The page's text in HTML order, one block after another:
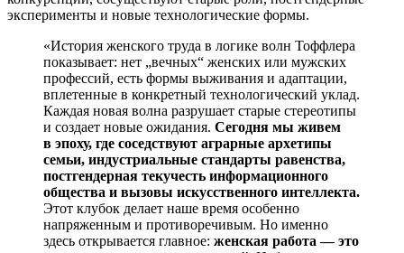
эксперименты и новые технологические формы.
«История женского труда в логике волн Тоффлера
показывает: нет „вечных“ женских или мужских
профессий, есть формы выживания и адаптации,
вплетенные в конкретный технологический уклад.
Каждая новая волна разрушает старые стереотипы
и создает новые ожидания. Сегодня мы живем
в эпоху, где соседствуют аграрные архетипы
семьи, индустриальные стандарты равенства,
постгендерная текучесть информационного
общества и вызовы искусственного интеллекта.
Этот клубок делает наше время особенно
напряженным и противоречивым. Но именно
здесь открывается главное: женская работа — это